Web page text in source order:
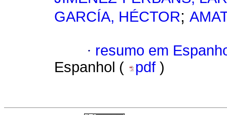
GARCÍA, HÉCTOR;
· resumo em
Espanhol (
pdf )